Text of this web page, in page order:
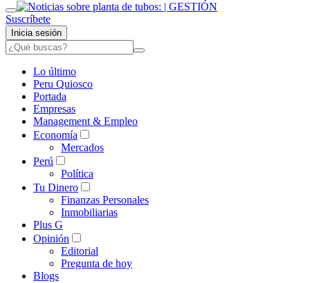
Suscríbete
Inicia sesión
Lo último
Peru Quiosco
Portada
Empresas
Management & Empleo
Economía
Mercados
Perú
Política
Tu Dinero
Finanzas Personales
Inmobiliarias
Plus G
Opinión
Editorial
Pregunta de hoy
Blogs